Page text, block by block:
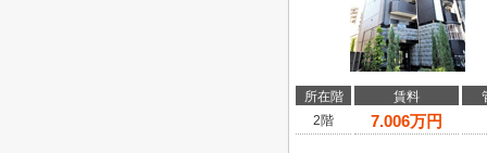
所在階 賃料
2階
7.006万円